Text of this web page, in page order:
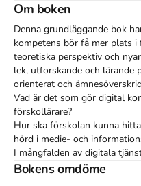
Om boken
Denna grundläggande bok
kompetens bör få mer plats
teoretiska perspektiv och
lek, utforskande och lärande
orienterat och
Vad är det som gör digital
förskollärare?
Hur ska förskolan kunna
hörd i medie- och
I mångfalden av digitala
viktigt när förskolesektorn
Bokens omdöme